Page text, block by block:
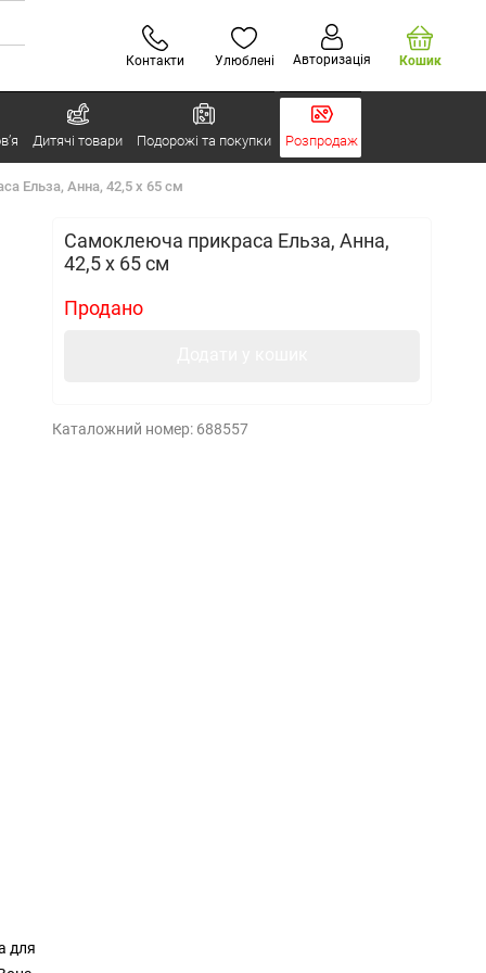
Контакти Улюблені Авторизація Кошик
Дитячі товари Подорожі та покупки Розпродаж
Ельза, Анна, 42,5 x 65 см
Самоклеюча прикраса Ельза, Анна,
42,5 x 65 см
Продано
Каталожний номер: 688557
для